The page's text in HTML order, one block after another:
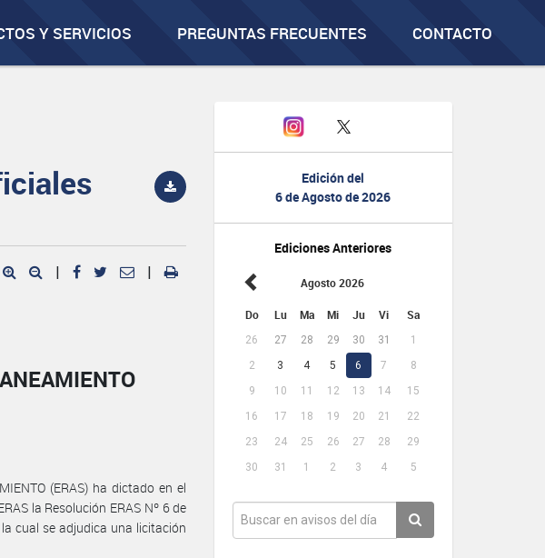
Y SERVICIOS PREGUNTAS FRECUENTES CONTACTO
Edición del
6 de Agosto de 2026
Ediciones Anteriores
Agosto 2026
Do Lu Ma Mi Ju Vi Sa
26 27 28 29 30 31
1
2
3 4 5 6 7
8
9
10 11 12 13 14
15
16
17 18 19 20 21
22
23
24 25 26 27 28
29
30
31 1 2 3 4 5
| |
(ERAS) ha dictado en el
la Resolución ERAS Nº 6 de
cual se adjudica una licitación